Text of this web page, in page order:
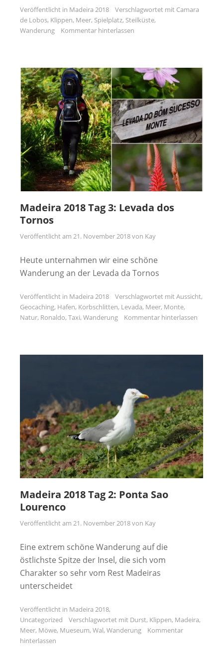
Veröffentlicht in Madeira 2018 Verschlagwortet mit Camara
de Lobos, Klippen, Meer, Spielplatz, Steilküste,
Wanderung
Kommentar hinterlassen
Madeira 2018 Tag 3: Levada dos
Tornos
Veröffentlicht am 21. November 2018von Kay
Heute unternahmen wir eine schöne
Wanderung an der Levada da Tornos
Veröffentlicht in Madeira 2018 Verschlagwortet mitAussicht,
Geocaching, Hafen, Korbschlitten, Levada, Meer, Monte,
Natur, Ronaldo, Taxi, Wanderung Kommentar hinterlassen
Madeira 2018 Tag 2: Ponta Sao
Lourenco
Veröffentlicht am 21. November 2018von Kay
Eine extrem schöne Wanderung auf die
östlichste Spitze der Insel, die sich vom
Charakter so sehr vom Rest Madeiras
unterscheidet
Veröffentlicht in Madeira 2018,
Uncategorized
Verschlagwortet mit Durst, Klippen, Madeira,
Meer, Möwe, Mueseum, Wal, Wanderung
Kommentar
hinterlassen